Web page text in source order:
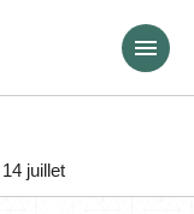
14 juillet